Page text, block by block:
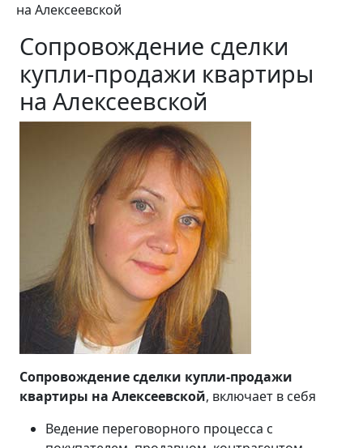
на Алексеевской
Сопровождение сделки
купли-продажи квартиры
на Алексеевской
Сопровождение сделки купли-продажи
квартиры на Алексеевской, включает в себя
Ведение переговорного процесса с